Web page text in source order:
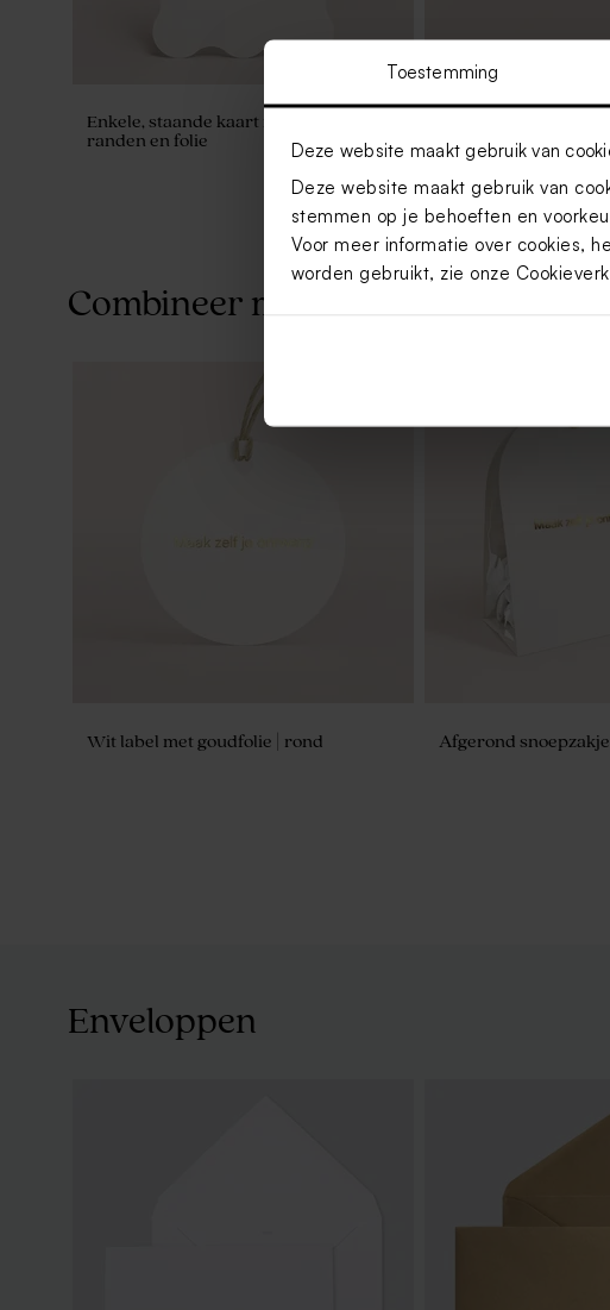
Toestemming
Deze website maakt gebruik van
Deze website maakt gebruik van
stemmen op je behoeften en
Voor meer informatie over cookies,
worden gebruikt, zie onze
Enkele, staande kaart met golvende
randen en folie
Combineer met
Wit label met goudfolie | rond Afgerond
De Bock dragees
Enveloppen